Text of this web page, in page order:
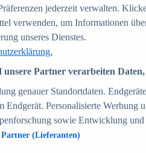
mehr als 39.000 Online-Shops
70+
jederzeit verwalten.
verwenden, um Informationen
unseres Dienstes.
Partner verarbeiten
genauer Standortdaten.
Endgerät. Personalisierte Werbung
sowie Entwicklung
(Lieferanten)